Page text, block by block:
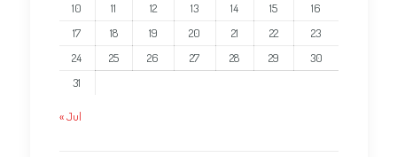
10
11 12 13 14 15
16
17
18 19 20 21 22
23
24
25 26 27 28 29
30
31
« Jul